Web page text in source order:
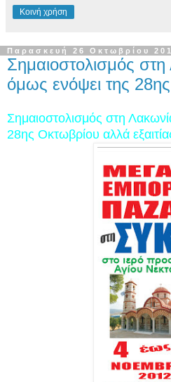
Κοινή χρήση
Παρασκευή 26 Οκτωβρίου
Σημαιοστολισμός
όμως ενόψει της
Σημαιοστολισμός στη
28ης Οκτωβρίου αλλά